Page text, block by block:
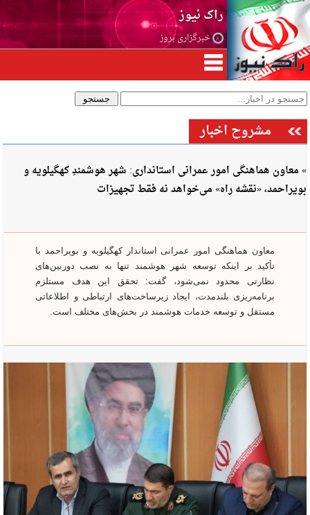
راک نیوز
خبرگزاری بروز
مشروح اخبار
» معاون هماهنگی امور عمرانی استانداری: شهر هوشمندِ کهگیلویه و
بویراحمد، «نقشه راه» می‌خواهد نه فقط تجهیزات
معاون هماهنگی امور عمرانی استاندار کهگیلویه و بویراحمد با
تأکید بر اینکه توسعه شهر هوشمند تنها به نصب دوربین‌های
نظارتی محدود نمی‌شود، گفت: تحقق این هدف مستلزم
برنامه‌ریزی بلندمدت، ایجاد زیرساخت‌های ارتباطی و اطلاعاتی
مستقل و توسعه خدمات هوشمند در بخش‌های مختلف است.